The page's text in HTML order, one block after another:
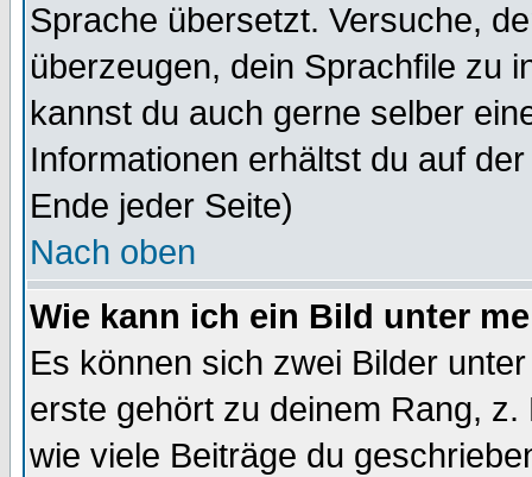
Sprache übersetzt. Versuche,
überzeugen, dein Sprachfile zu
kannst du auch gerne selber
Informationen erhältst du auf
Ende jeder Seite)
Nach oben
Wie kann ich ein Bild unter
Es können sich zwei Bilder
erste gehört zu deinem Rang,
wie viele Beiträge du